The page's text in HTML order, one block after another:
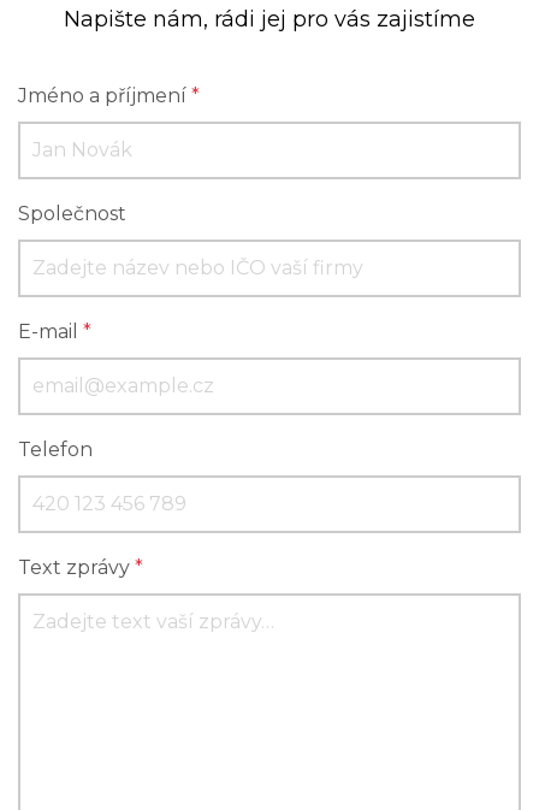
Napište nám, rádi jej pro vás zajistíme
Jméno a příjmení *
Společnost
E-mail *
Telefon
Text zprávy *